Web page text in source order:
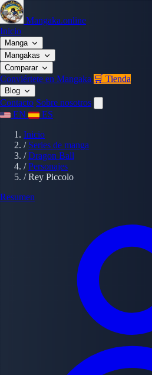
Mangaka.online
Inicio
Manga
Mangakas
Comparar
Conviértete en Mangaka 🛒 Tienda
Blog
Contacto Sobre nosotros
EN
ES
Inicio
/ Series de manga
/ Dragon Ball
/ Personajes
/ Rey Piccolo
Resumen